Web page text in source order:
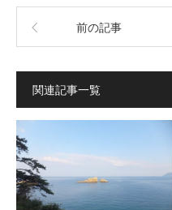
前の記事
関連記事一覧